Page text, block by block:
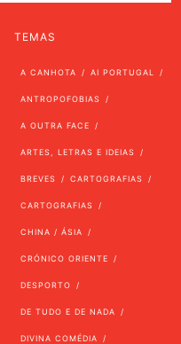
TEMAS
A CANHOTA AI PORTUGAL
ANTROPOFOBIAS
A OUTRA FACE
ARTES, LETRAS E IDEIAS
BREVES CARTOGRAFIAS
CARTOGRAFIAS
CHINA / ÁSIA
CRÓNICO ORIENTE
DESPORTO
DE TUDO E DE NADA
DIVINA COMÉDIA